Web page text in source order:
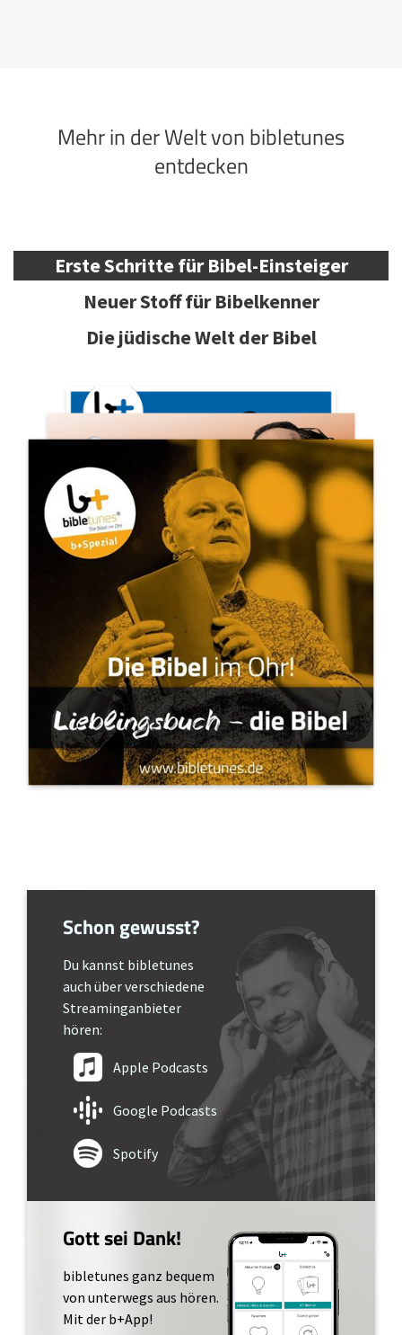
Mehr in der Welt von bibletunes
entdecken
Erste Schritte für Bibel-Einsteiger
Neuer Stoff für Bibelkenner
Die jüdische Welt der Bibel
Schon gewusst?
Du kannst bibletunes
auch über verschiedene
Streaminganbieter
hören:
Apple Podcasts
Google Podcasts
Spotify
Gott sei Dank!
bibletunes ganz bequem
von unterwegs aus hören.
Mit der b+App!